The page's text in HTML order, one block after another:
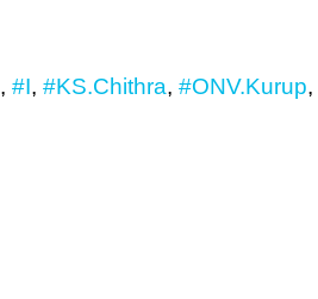
, #I, #KS.Chithra, #ONV.Kurup,